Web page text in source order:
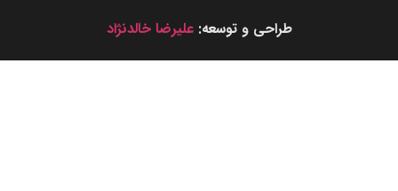
طراحی و توسعه:علیرضا خالدنژاد